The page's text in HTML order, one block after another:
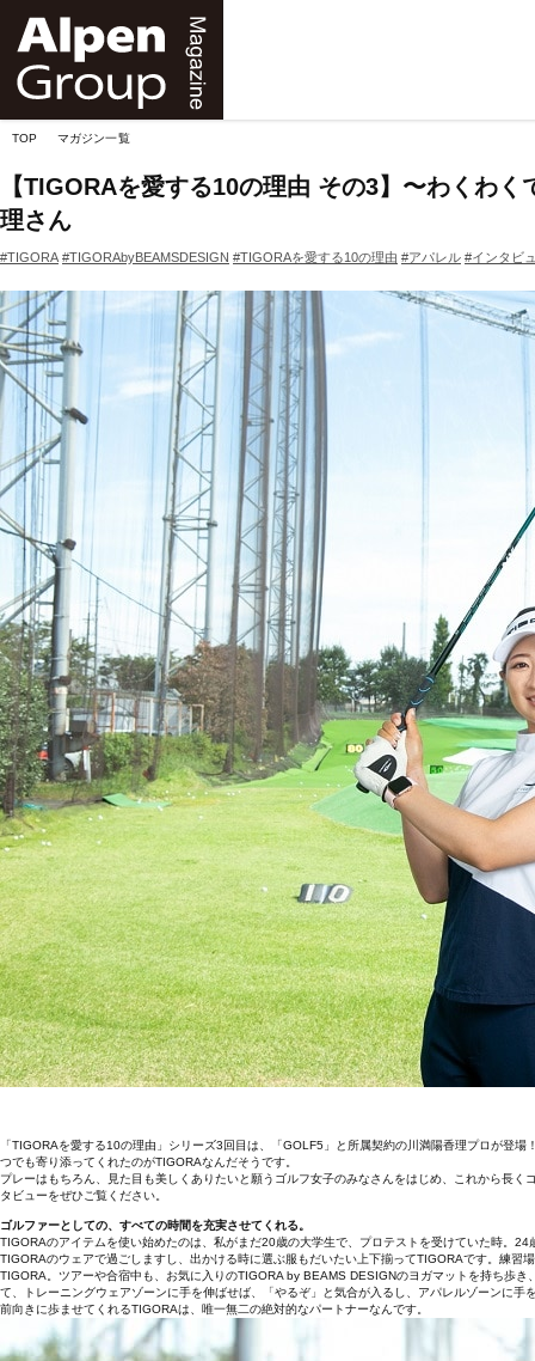
TOP マガジン一覧
【TIGORAを愛する10の理由 その3】〜わくわ
理さん
#TIGORA #TIGORAbyBEAMSDESIGN #TIGORAを愛する10の理由 #アパレル #インタビ
「TIGORAを愛する10の理由」シリーズ3回目は、「GOLF5」と所属契約の川満陽香理プロが登
つでも寄り添ってくれたのがTIGORAなんだそうです。
プレーはもちろん、見た目も美しくありたいと願うゴルフ女子のみなさんをはじめ、これから長
タビューをぜひご覧ください。
ゴルファーとしての、すべての時間を充実させてくれる。
TIGORAのアイテムを使い始めたのは、私がまだ20歳の大学生で、プロテストを受けていた時。
TIGORAのウェアで過ごしますし、出かける時に選ぶ服もだいたい上下揃ってTIGORAです。練
TIGORA。ツアーや合宿中も、お気に入りのTIGORA by BEAMS DESIGNのヨガマットを持ち歩
て、トレーニングウェアゾーンに手を伸ばせば、「やるぞ」と気合が入るし、アパレルゾーンに
前向きに歩ませてくれるTIGORAは、唯一無二の絶対的なパートナーなんです。